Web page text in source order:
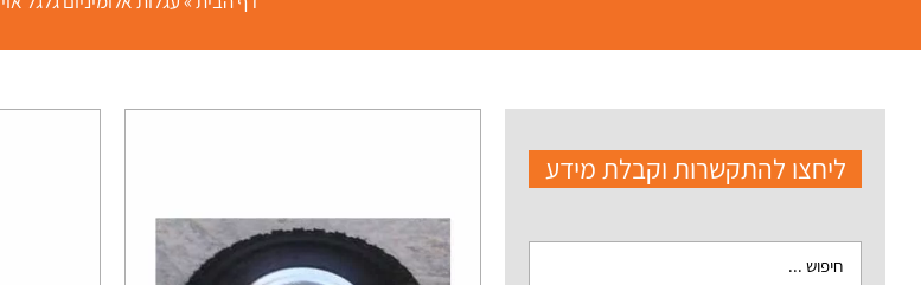
ליחצו להתקשרות וקבלת מידע